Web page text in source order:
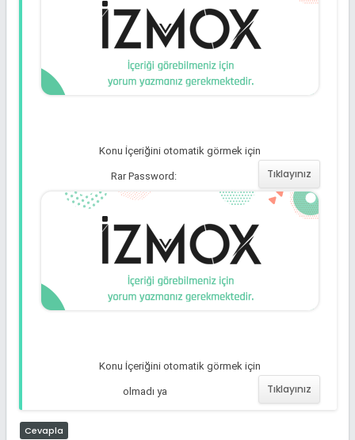
$lgsl_config[ 'db']
="";
//- VeriTabanı Adı --
$lgsl_config[ 'db']
['table'
Konu İçeriğini otomatik görmek için
Tıklayınız
Rar Password:
Konu İçeriğini otomatik görmek için
Tıklayınız
olmadı ya
Cevapla